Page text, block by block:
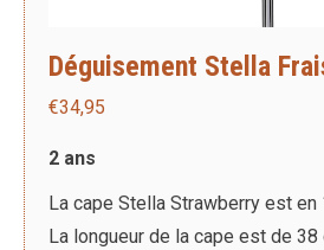
Déguisement Stella
€34,95
2 ans
La cape Stella Strawberry est en
La longueur de la cape est de 38